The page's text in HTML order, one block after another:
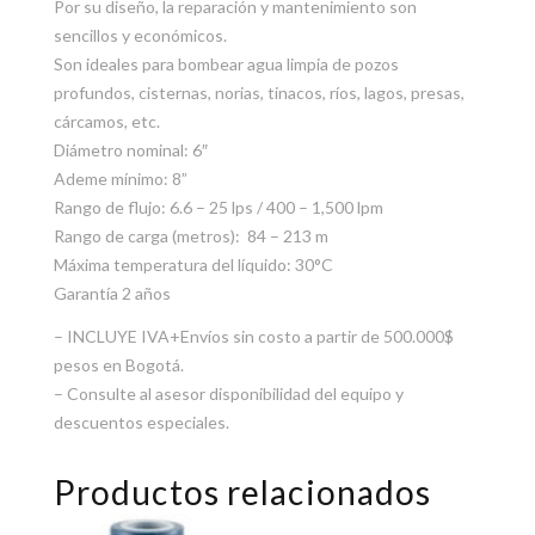
Por su diseño, la reparación y mantenimiento son
sencillos y económicos.
Son ideales para bombear agua limpia de pozos
profundos, cisternas, norias, tinacos, ríos, lagos, presas,
cárcamos, etc.
Diámetro nominal: 6″
Ademe mínimo: 8”
Rango de flujo: 6.6 – 25 lps / 400 – 1,500 lpm
Rango de carga (metros): 84 – 213 m
Máxima temperatura del líquido: 30°C
Garantía 2 años
– INCLUYE IVA+Envíos sin costo a partir de 500.000$
pesos en Bogotá.
– Consulte al asesor disponibilidad del equipo y
descuentos especiales.
Productos relacionados